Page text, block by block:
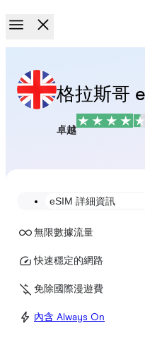
格拉斯哥
卓越
eSIM 詳細資訊
無限數據流量
快速穩定的網路
免除國際漫遊費
內含 Always On